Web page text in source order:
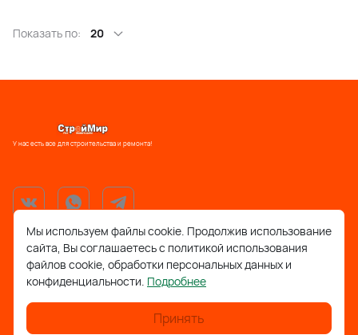
Показать по: 20
У нас есть все для строительства и ремонта!
support@stroymir48.ru
Липецкая обл., г. Грязи, ул. 30 лет Победы, 52, ТРЦ
Мы используем файлы cookie. Продолжив использование
сайта, Вы соглашаетесь с политикой использования
файлов cookie, обработки персональных данных и
конфиденциальности. Подробнее
Принять